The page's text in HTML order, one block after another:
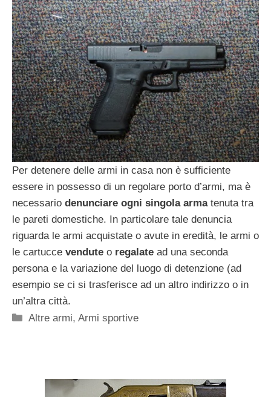
Per detenere delle armi in casa non è sufficiente
essere in possesso di un regolare porto d’armi, ma è
necessario denunciare ogni singola armatenuta tra
le pareti domestiche. In particolare tale denuncia
riguarda le armi acquistate o avute in eredità, le armi o
le cartucce vendute o regalate ad una seconda
persona e la variazione del luogo di detenzione (ad
esempio se ci si trasferisce ad un altro indirizzo o in
un’altra città.
Categorie
Altre armi,Armi sportive